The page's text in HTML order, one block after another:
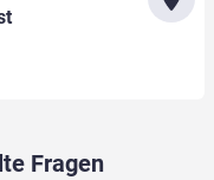
Fragen